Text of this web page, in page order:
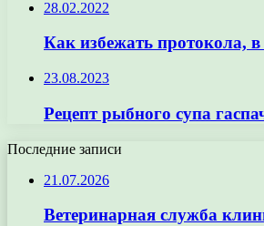
28.02.2022
Как избежать протокола,
23.08.2023
Рецепт рыбного супа
Последние записи
21.07.2026
Ветеринарная служба